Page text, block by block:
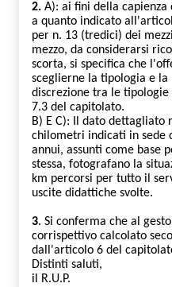
2. A): ai fini della
a quanto indicato
per n. 13 (tredici) dei
mezzo, da considerarsi
scorta, si specifica che
sceglierne la tipologia e
discrezione tra le
7.3 del capitolato.
B) E C): Il dato dettagliato
chilometri indicati in sede
annui, assunti come base
stessa, fotografano la
km percorsi per tutto il
uscite didattiche svolte.
3. Si conferma che al
corrispettivo calcolato
dall'articolo 6 del
Distinti saluti,
il R.U.P.